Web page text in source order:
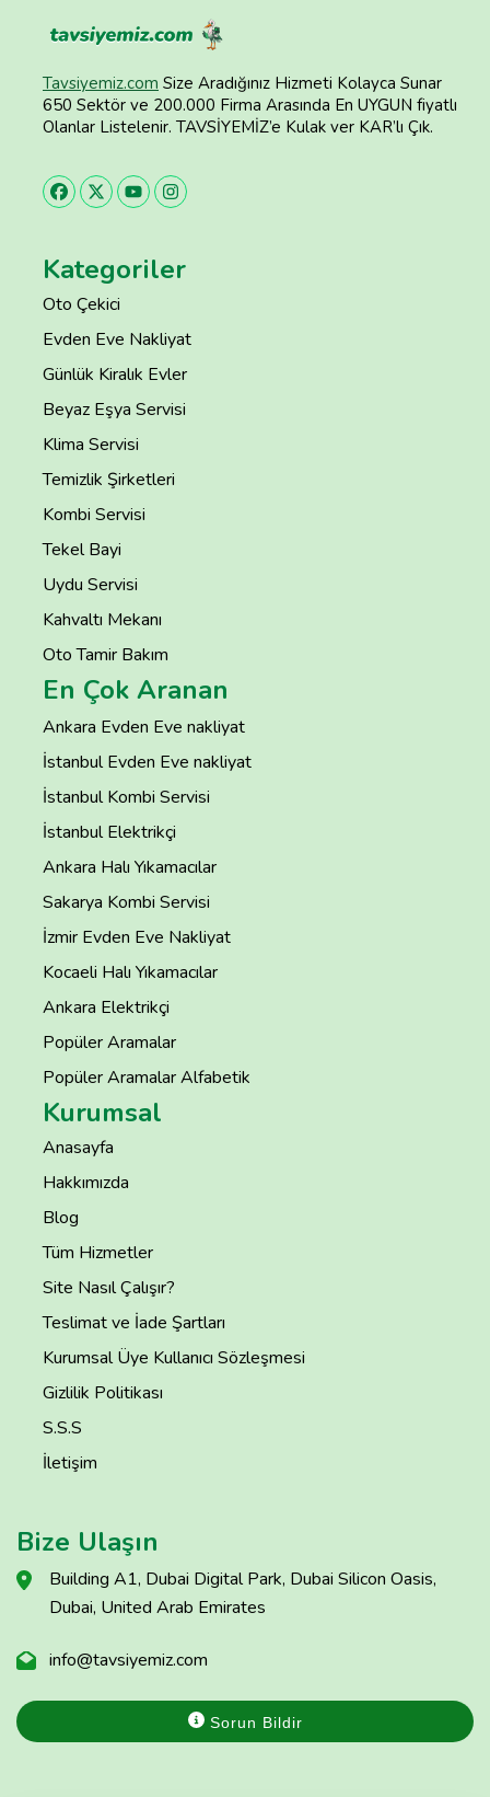
Tavsiyemiz.com Size Aradığınız Hizmeti Kolayca Sunar
650 Sektör ve 200.000 Firma Arasında En UYGUN fiyatlı
Olanlar Listelenir. TAVSİYEMİZ’e Kulak ver KAR’lı Çık.
Kategoriler
Oto Çekici
Evden Eve Nakliyat
Günlük Kiralık Evler
Beyaz Eşya Servisi
Klima Servisi
Temizlik Şirketleri
Kombi Servisi
Tekel Bayi
Uydu Servisi
Kahvaltı Mekanı
Oto Tamir Bakım
En Çok Aranan
Ankara Evden Eve nakliyat
İstanbul Evden Eve nakliyat
İstanbul Kombi Servisi
İstanbul Elektrikçi
Ankara Halı Yıkamacılar
Sakarya Kombi Servisi
İzmir Evden Eve Nakliyat
Kocaeli Halı Yıkamacılar
Ankara Elektrikçi
Popüler Aramalar
Popüler Aramalar Alfabetik
Kurumsal
Anasayfa
Hakkımızda
Blog
Tüm Hizmetler
Site Nasıl Çalışır?
Teslimat ve İade Şartları
Kurumsal Üye Kullanıcı Sözleşmesi
Gizlilik Politikası
S.S.S
İletişim
Bize Ulaşın
Building A1, Dubai Digital Park, Dubai Silicon Oasis,
Dubai, United Arab Emirates
info@tavsiyemiz.com
Sorun Bildir